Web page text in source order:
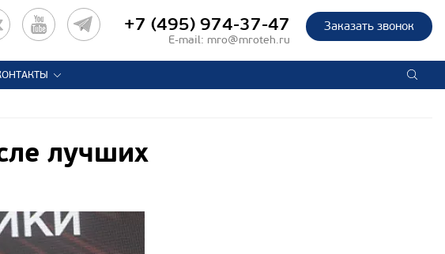
Заказать звонок
+7 (495) 974-37-47
E-mail: mro@mroteh.ru
лучших